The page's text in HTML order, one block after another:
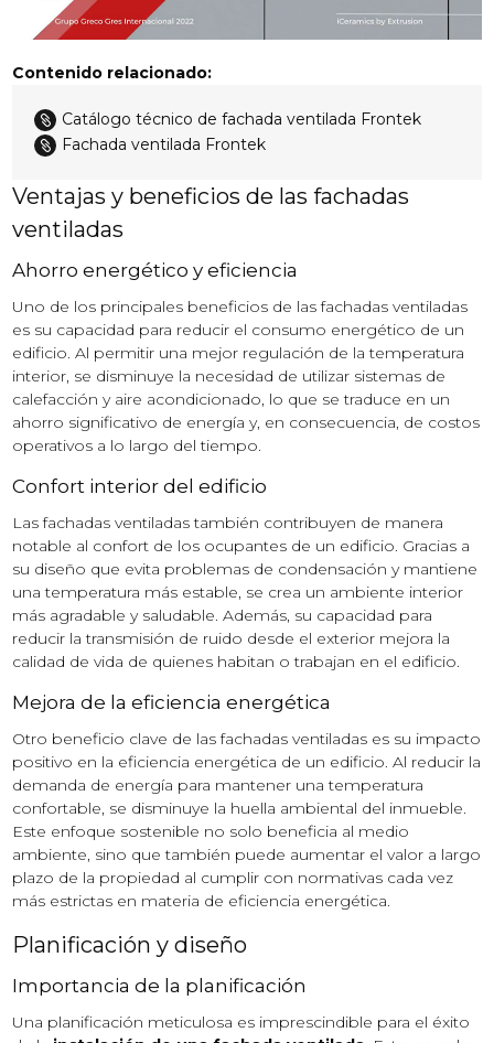
Contenido relacionado:
 Catálogo técnico de fachada ventilada Frontek
 Fachada ventilada Frontek
Ventajas y beneficios de las fachadas
ventiladas
Ahorro energético y eficiencia
Uno de los principales beneficios de las fachadas ventiladas
es su capacidad para reducir el consumo energético de un
edificio. Al permitir una mejor regulación de la temperatura
interior, se disminuye la necesidad de utilizar sistemas de
calefacción y aire acondicionado, lo que se traduce en un
ahorro significativo de energía y, en consecuencia, de costos
operativos a lo largo del tiempo.
Confort interior del edificio
Las fachadas ventiladas también contribuyen de manera
notable al confort de los ocupantes de un edificio. Gracias a
su diseño que evita problemas de condensación y mantiene
una temperatura más estable, se crea un ambiente interior
más agradable y saludable. Además, su capacidad para
reducir la transmisión de ruido desde el exterior mejora la
calidad de vida de quienes habitan o trabajan en el edificio.
Mejora de la eficiencia energética
Otro beneficio clave de las fachadas ventiladas es su impacto
positivo en la eficiencia energética de un edificio. Al reducir la
demanda de energía para mantener una temperatura
confortable, se disminuye la huella ambiental del inmueble.
Este enfoque sostenible no solo beneficia al medio
ambiente, sino que también puede aumentar el valor a largo
plazo de la propiedad al cumplir con normativas cada vez
más estrictas en materia de eficiencia energética.
Planificación y diseño
Importancia de la planificación
Una planificación meticulosa es imprescindible para el éxito